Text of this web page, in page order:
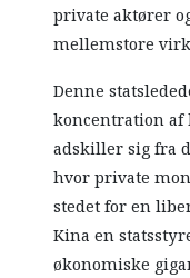
private aktører
mellemstore
Denne
koncentration
adskiller sig fra
hvor private
stedet for en
Kina en
økonomiske